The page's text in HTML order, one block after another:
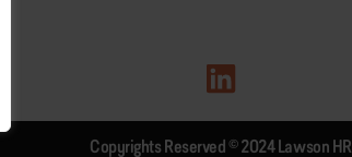
Copyrights Reserved © 2024 Lawson HR